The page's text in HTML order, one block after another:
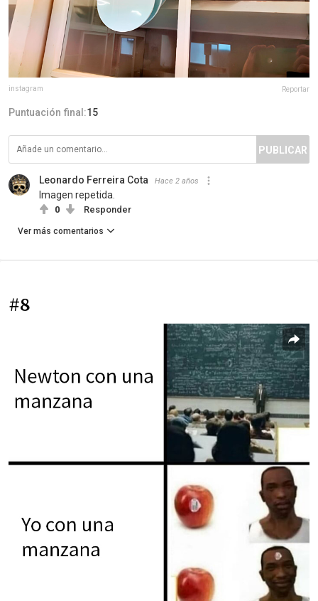
instagram Reportar
Puntuación final:15
PUBLICAR
Leonardo Ferreira Cota Hace 2 años
Imagen repetida.
0 Responder
Ver más comentarios
#8